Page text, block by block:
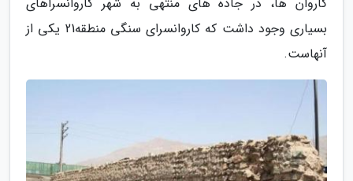
بسیاری وجود داشت که کاروانسرای سنگی منطقه21 یکی از
آنهاست.